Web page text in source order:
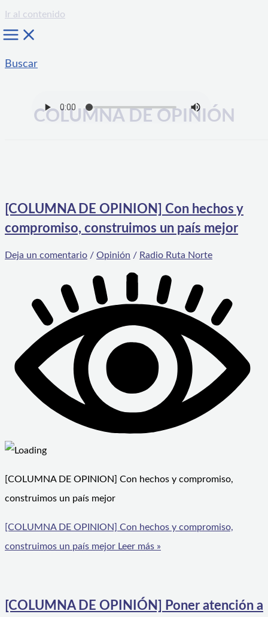
Ir al contenido
Buscar
COLUMNA DE OPINIÓN
[COLUMNA DE OPINION] Con hechos y
compromiso, construimos un país mejor
Deja un comentario / Opinión / Radio Ruta Norte
[COLUMNA DE OPINION] Con hechos y compromiso,
construimos un país mejor
[COLUMNA DE OPINION] Con hechos y compromiso,
construimos un país mejor Leer más »
[COLUMNA DE OPINIÓN] Poner atención a